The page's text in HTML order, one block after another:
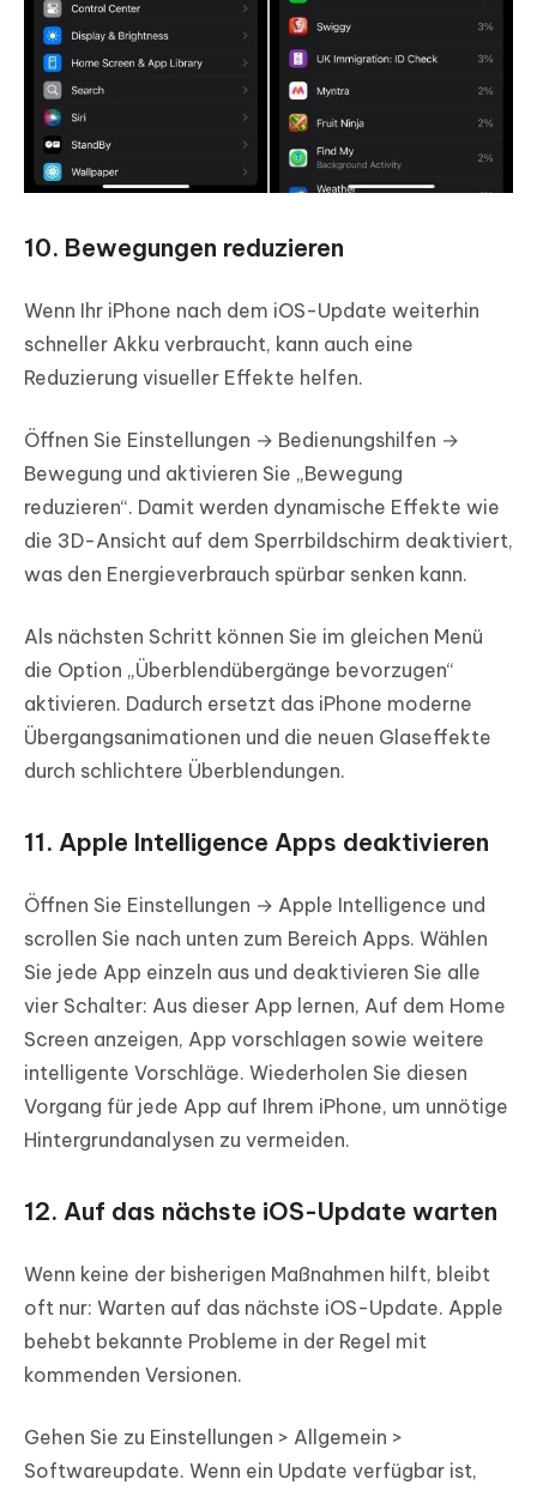
10. Bewegungen reduzieren
Wenn Ihr iPhone nach dem iOS-Update weiterhin
schneller Akku verbraucht, kann auch eine
Reduzierung visueller Effekte helfen.
Öffnen Sie Einstellungen → Bedienungshilfen →
Bewegung und aktivieren Sie „Bewegung
reduzieren“. Damit werden dynamische Effekte wie
die 3D-Ansicht auf dem Sperrbildschirm deaktiviert,
was den Energieverbrauch spürbar senken kann.
Als nächsten Schritt können Sie im gleichen Menü
die Option „Überblendübergänge bevorzugen“
aktivieren. Dadurch ersetzt das iPhone moderne
Übergangsanimationen und die neuen Glaseffekte
durch schlichtere Überblendungen.
11. Apple Intelligence Apps deaktivieren
Öffnen Sie Einstellungen → Apple Intelligence und
scrollen Sie nach unten zum Bereich Apps. Wählen
Sie jede App einzeln aus und deaktivieren Sie alle
vier Schalter: Aus dieser App lernen, Auf dem Home
Screen anzeigen, App vorschlagen sowie weitere
intelligente Vorschläge. Wiederholen Sie diesen
Vorgang für jede App auf Ihrem iPhone, um unnötige
Hintergrundanalysen zu vermeiden.
12. Auf das nächste iOS-Update warten
Wenn keine der bisherigen Maßnahmen hilft, bleibt
oft nur: Warten auf das nächste iOS-Update. Apple
behebt bekannte Probleme in der Regel mit
kommenden Versionen.
Gehen Sie zu Einstellungen > Allgemein >
Softwareupdate. Wenn ein Update verfügbar ist,